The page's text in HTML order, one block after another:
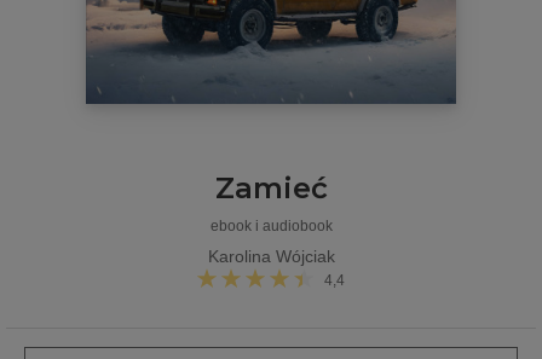
Zamieć
ebook i audiobook
Karolina Wójciak
4,4